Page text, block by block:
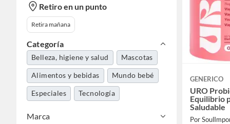
Retiro en un punto
Retira mañana
Categoría
Belleza, higiene y salud Mascotas
Alimentos y bebidas Mundo bebé
Especiales Tecnología
Marca
GENERICO
URO
Equilibrio
Saludable
Por